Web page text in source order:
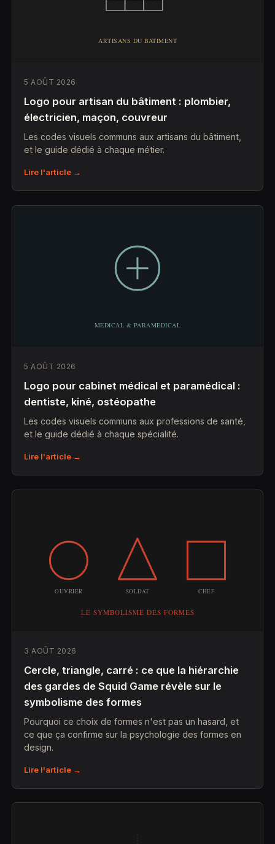
5 AOÛT 2026
Logo pour artisan du bâtiment : plombier,
électricien, maçon, couvreur
Les codes visuels communs aux artisans du bâtiment,
et le guide dédié à chaque métier.
Lire l'article →
5 AOÛT 2026
Logo pour cabinet médical et paramédical :
dentiste, kiné, ostéopathe
Les codes visuels communs aux professions de santé,
et le guide dédié à chaque spécialité.
Lire l'article →
3 AOÛT 2026
Cercle, triangle, carré : ce que la hiérarchie
des gardes de Squid Game révèle sur le
symbolisme des formes
Pourquoi ce choix de formes n'est pas un hasard, et
ce que ça confirme sur la psychologie des formes en
design.
Lire l'article →